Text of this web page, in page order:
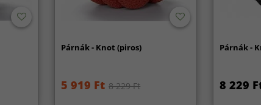
Párnák - Knot (piros)
5 919 Ft 8 229 Ft
Párnák -
8 229